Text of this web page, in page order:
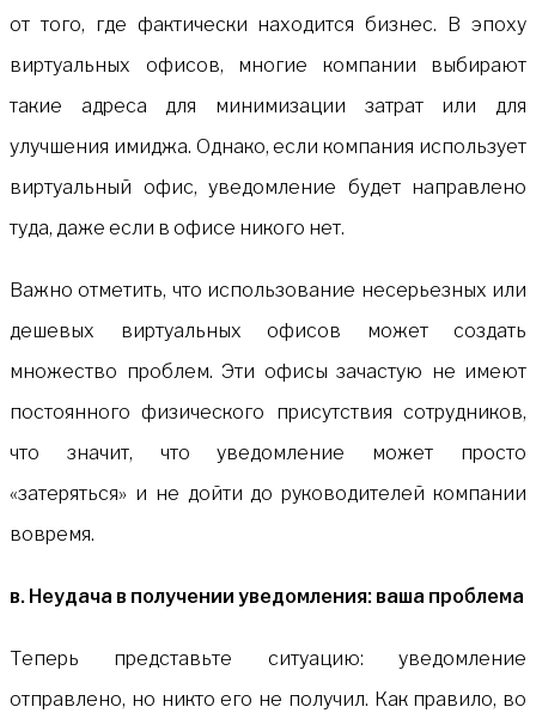
от того, где фактически находится бизнес. В эпоху
виртуальных офисов, многие компании выбирают
такие адреса для минимизации затрат или для
улучшения имиджа. Однако, если компания использует
виртуальный офис, уведомление будет направлено
туда, даже если в офисе никого нет.
Важно отметить, что использование несерьезных или
дешевых виртуальных офисов может создать
множество проблем. Эти офисы зачастую не имеют
постоянного физического присутствия сотрудников,
что значит, что уведомление может просто
«затеряться» и не дойти до руководителей компании
вовремя.
в. Неудача в получении уведомления: ваша проблема
Теперь представьте ситуацию: уведомление
отправлено, но никто его не получил. Как правило, во